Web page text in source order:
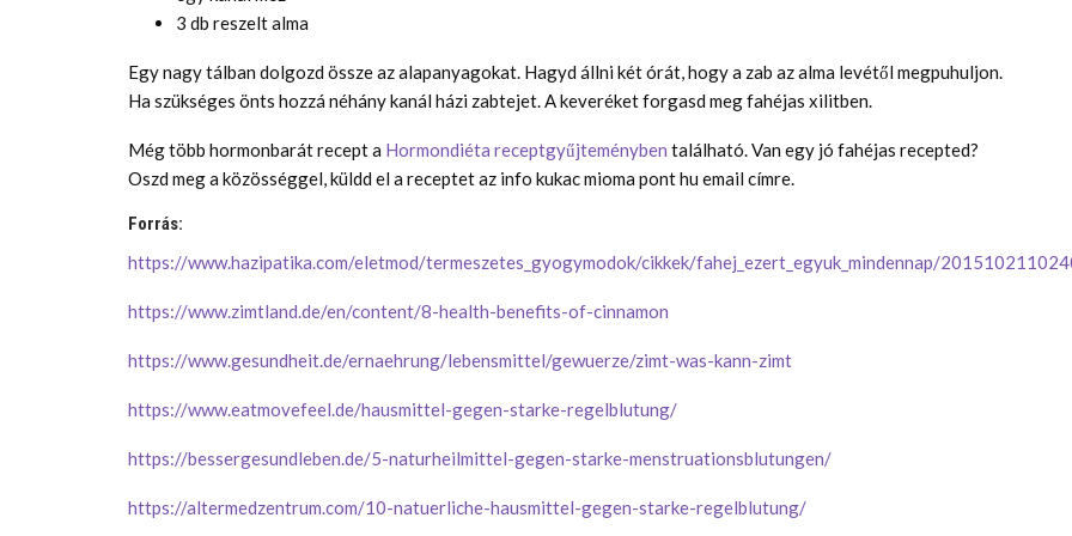
3 db reszelt alma
Egy nagy tálban dolgozd össze az alapanyagokat. Hagyd állni két órát, hogy a zab az alma levétől megpuhuljon.
Ha szükséges önts hozzá néhány kanál házi zabtejet. A keveréket forgasd meg fahéjas xilitben.
Még több hormonbarát recept a Hormondiéta receptgyűjteményben található. Van egy jó fahéjas recepted?
Oszd meg a közösséggel, küldd el a receptet az info kukac mioma pont hu email címre.
Forrás:
https://www.hazipatika.com/eletmod/termeszetes_gyogymodok/cikkek/fahej_ezert_egyuk_mindennap/
https://www.zimtland.de/en/content/8-health-benefits-of-cinnamon
https://www.gesundheit.de/ernaehrung/lebensmittel/gewuerze/zimt-was-kann-zimt
https://www.eatmovefeel.de/hausmittel-gegen-starke-regelblutung/
https://bessergesundleben.de/5-naturheilmittel-gegen-starke-menstruationsblutungen/
https://altermedzentrum.com/10-natuerliche-hausmittel-gegen-starke-regelblutung/